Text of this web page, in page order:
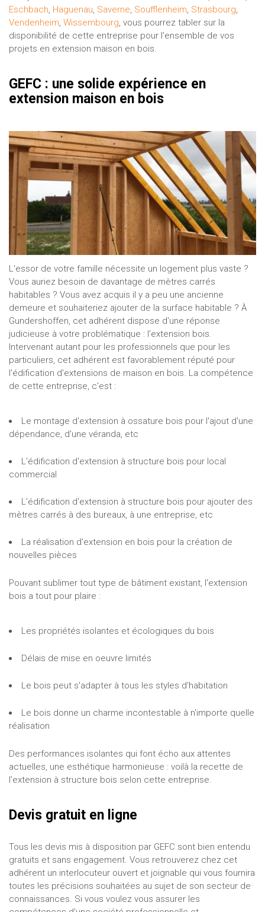
Eschbach, Haguenau, Saverne, Soufflenheim, Strasbourg,
Vendenheim, Wissembourg, vous pourrez tabler sur la
disponibilité de cette entreprise pour l'ensemble de vos
projets en extension maison en bois.
GEFC : une solide expérience en
extension maison en bois
L'essor de votre famille nécessite un logement plus vaste ?
Vous auriez besoin de davantage de mètres carrés
habitables ? Vous avez acquis il y a peu une ancienne
demeure et souhaiteriez ajouter de la surface habitable ? À
Gundershoffen, cet adhérent dispose d'une réponse
judicieuse à votre problématique : l'extension bois.
Intervenant autant pour les professionnels que pour les
particuliers, cet adhérent est favorablement réputé pour
l'édification d'extensions de maison en bois. La compétence
de cette entreprise, c'est :
Le montage d'extension à ossature bois pour l'ajout d'une
dépendance, d'une véranda, etc
L'édification d'extension à structure bois pour local
commercial
L'édification d'extension à structure bois pour ajouter des
mètres carrés à des bureaux, à une entreprise, etc
La réalisation d'extension en bois pour la création de
nouvelles pièces
Pouvant sublimer tout type de bâtiment existant, l'extension
bois a tout pour plaire :
Les propriétés isolantes et écologiques du bois
Délais de mise en oeuvre limités
Le bois peut s'adapter à tous les styles d'habitation
Le bois donne un charme incontestable à n'importe quelle
réalisation
Des performances isolantes qui font écho aux attentes
actuelles, une esthétique harmonieuse : voilà la recette de
l'extension à structure bois selon cette entreprise.
Devis gratuit en ligne
Tous les devis mis à disposition par GEFC sont bien entendu
gratuits et sans engagement. Vous retrouverez chez cet
adhérent un interlocuteur ouvert et joignable qui vous fournira
toutes les précisions souhaitées au sujet de son secteur de
connaissances. Si vous voulez vous assurer les